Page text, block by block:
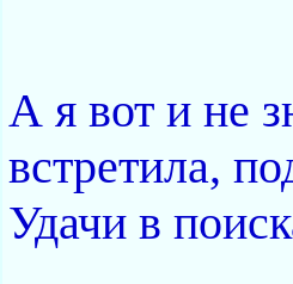
А я вот и не
встретила,
Удачи в